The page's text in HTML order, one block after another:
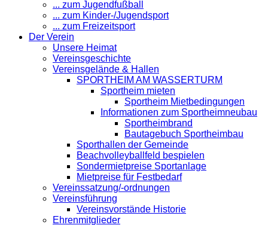
... zum Jugendfußball
... zum Kinder-/Jugendsport
... zum Freizeitsport
Der Verein
Unsere Heimat
Vereinsgeschichte
Vereinsgelände & Hallen
SPORTHEIM AM WASSERTURM
Sportheim mieten
Sportheim Mietbedingungen
Informationen zum Sportheimneubau
Sportheimbrand
Bautagebuch Sportheimbau
Sporthallen der Gemeinde
Beachvolleyballfeld bespielen
Sondermietpreise Sportanlage
Mietpreise für Festbedarf
Vereinssatzung/-ordnungen
Vereinsführung
Vereinsvorstände Historie
Ehrenmitglieder